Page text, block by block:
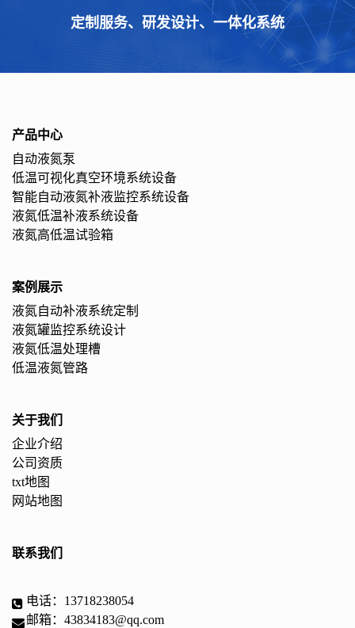
定制服务、研发设计、一体化系统
产品中心
自动液氮泵
低温可视化真空环境系统设备
智能自动液氮补液监控系统设备
液氮低温补液系统设备
液氮高低温试验箱
案例展示
液氮自动补液系统定制
液氮罐监控系统设计
液氮低温处理槽
低温液氮管路
关于我们
企业介绍
公司资质
txt地图
网站地图
联系我们
电话：13718238054
邮箱：43834183@qq.com